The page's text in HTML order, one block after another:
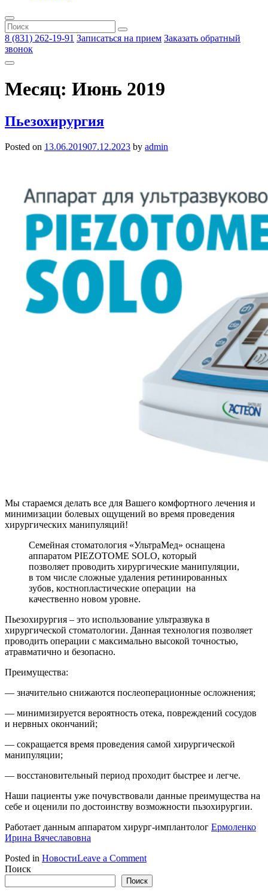
8 (831) 262-19-91 Записаться на прием Заказать обратный
звонок
Месяц: Июнь 2019
Пьезохирургия
Posted on 13.06.201907.12.2023 by admin
Мы стараемся делать все для Вашего комфортного лечения и
минимизации болевых ощущений во время проведения
хирургических манипуляций!
Семейная стоматология «УльтраМед» оснащена
аппаратом PIEZOTOME SOLO, который
позволяет проводить хирургические манипуляции,
в том числе сложные удаления ретинированных
зубов, костнопластические операции на
качественно новом уровне.
Пьезохирургия – это использование ультразвука в
хирургической стоматологии. Данная технология позволяет
проводить операции с максимально высокой точностью,
атравматично и безопасно.
Преимущества:
— значительно снижаются послеоперационные осложнения;
— минимизируется вероятность отека, повреждений сосудов
и нервных окончаний;
— сокращается время проведения самой хирургической
манипуляции;
— восстановительный период проходит быстрее и легче.
Наши пациенты уже почувствовали данные преимущества на
себе и оценили по достоинству возможности пьзохирургии.
Работает данным аппаратом хирург-имплантолог Ермоленко
Ирина Вячеславовна
Posted in НовостиLeave a Commenton
Поиск
Поиск